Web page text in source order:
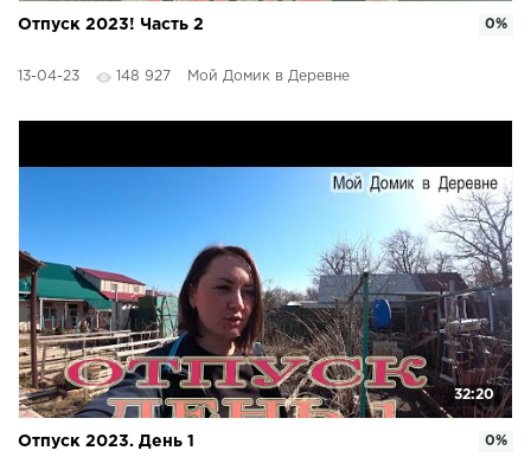
Отпуск 2023! Часть 2
13-04-23 148 927 Мой Домик в Деревне
0%
32:20
Отпуск 2023. День 1 0%